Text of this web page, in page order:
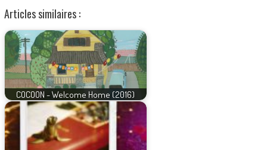
Articles similaires :
COCOON - Welcome Home (2016)